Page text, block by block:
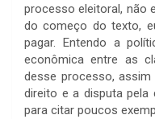
processo eleitoral, não
do começo do texto,
pagar. Entendo a
econômica entre as
desse processo,
direito e a disputa pela
para citar poucos